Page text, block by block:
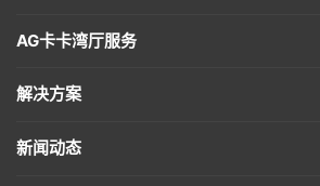
AG卡卡湾厅服务
解决方案
新闻动态